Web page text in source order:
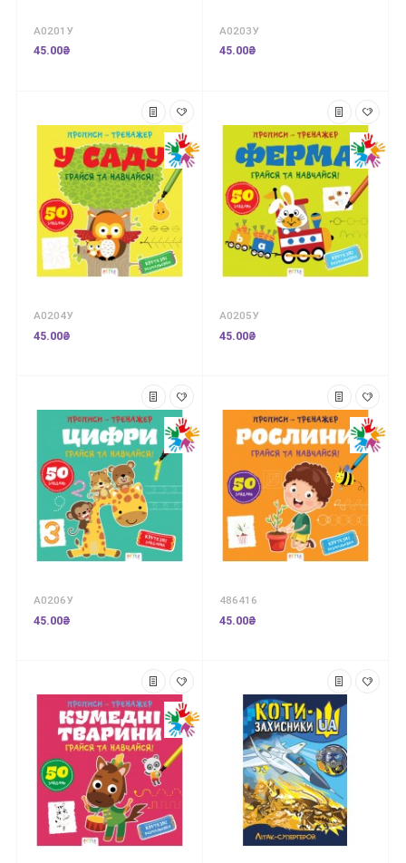
А0201У
45.00₴
А0203У
45.00₴
А0204У
45.00₴
А0205У
45.00₴
А0206У
45.00₴
486416
45.00₴